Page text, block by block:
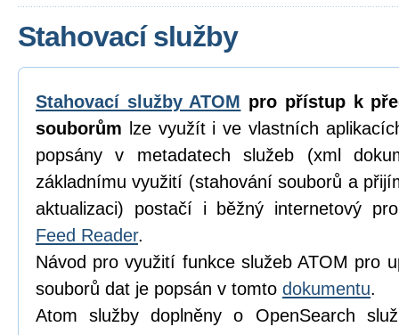
Stahovací služby
Stahovací služby ATOM pro přístup k
souborům lze využít i ve vlastních
popsány v metadatech služeb (xml
základnímu využití (stahování souborů a
aktualizaci) postačí i běžný internetový
Feed Reader.
Návod pro využití funkce služeb ATOM pro
souborů dat je popsán v tomto dokumentu.
Atom služby doplněny o OpenSearch